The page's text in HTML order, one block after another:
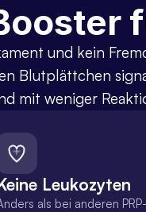
und kein
Blutplättchen
mit weniger
Leukozyten
als bei anderen